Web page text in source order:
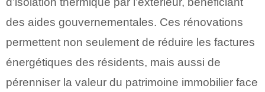
des aides gouvernementales. Ces rénovations
permettent non seulement de réduire les factures
énergétiques des résidents, mais aussi de
pérenniser la valeur du patrimoine immobilier face